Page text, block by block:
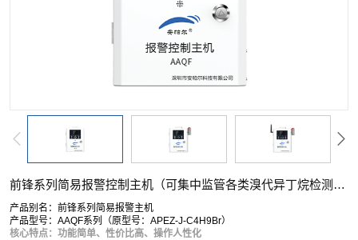
前锋系列简易报警控制主机（可集中监管各类溴代异丁烷检测仪）
产品别名：前锋系列简易报警主机
产品型号：AAQF系列（原型号：APEZ-J-C4H9Br）
核心特点：功能简单、性价比高、操作人性化